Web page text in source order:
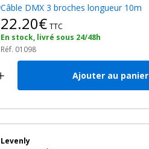
Câble DMX 3 broches longueur 10m
22.20€ TTC
En stock, livré sous 24/48h
Réf. 01098
Ajouter au panier
Levenly